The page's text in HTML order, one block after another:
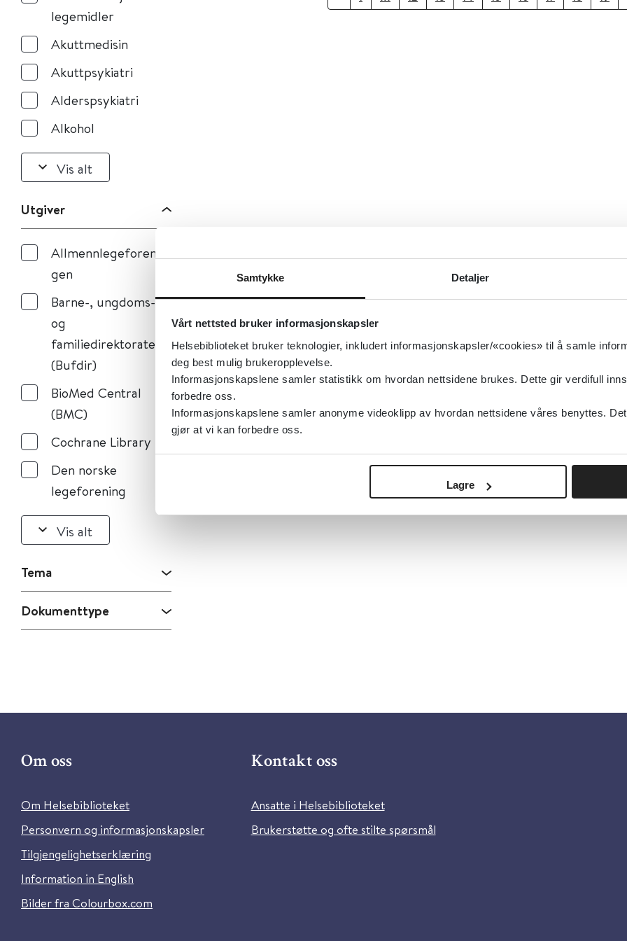
Samtykke Detaljer
Vårt nettsted bruker informasjonskapsler
Helsebiblioteket bruker teknologier, inkludert informasjonskapsler/«cookies» til å samle
deg best mulig brukeropplevelse.
Informasjonskapslene samler statistikk om hvordan nettsidene brukes. Dette gir verdifull
forbedre oss.
Informasjonskapslene samler anonyme videoklipp av hvordan nettsidene våres benyttes.
gjør at vi kan forbedre oss.
Lagre
legemidler
Akuttmedisin
Akuttpsykiatri
Alderspsykiatri
Alkohol
Vis alt
Utgiver
Allmennlegeforenin
gen
Barne-, ungdoms-
og
familiedirektoratet
(Bufdir)
BioMed Central
(BMC)
Cochrane Library
Den norske
legeforening
Vis alt
Tema
Dokumenttype
Om oss
Om Helsebiblioteket
Personvern og informasjonskapsler
Tilgjengelighetserklæring
Information in English
Bilder fra Colourbox.com
Kontakt oss
Ansatte i Helsebiblioteket
Brukerstøtte og ofte stilte spørsmål